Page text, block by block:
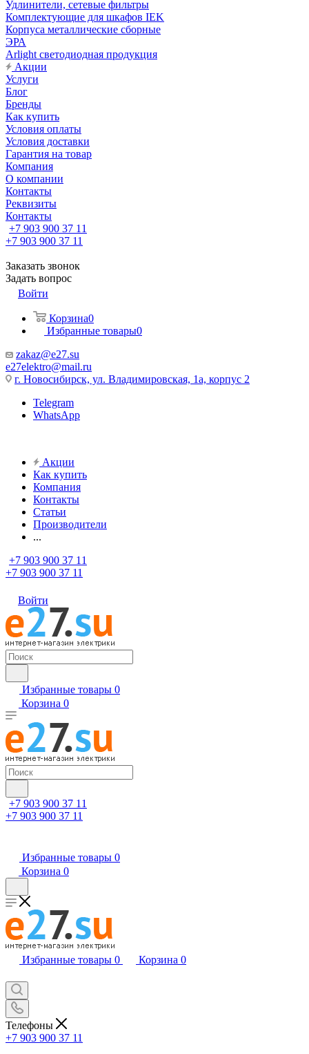
Удлинители, сетевые фильтры
Комплектующие для шкафов IEK
Корпуса металлические сборные
ЭРА
Arlight светодиодная продукция
Акции
Услуги
Блог
Бренды
Как купить
Условия оплаты
Условия доставки
Гарантия на товар
Компания
О компании
Контакты
Реквизиты
Контакты
+7 903 900 37 11
+7 903 900 37 11
Заказать звонок
Задать вопрос
Войти
Корзина0
Избранные товары0
zakaz@e27.su
e27elektro@mail.ru
г. Новосибирск, ул. Владимировская, 1а, корпус 2
Telegram
WhatsApp
Акции
Как купить
Компания
Контакты
Статьи
Производители
...
+7 903 900 37 11
+7 903 900 37 11
Войти
Избранные товары 0
Корзина 0
+7 903 900 37 11
+7 903 900 37 11
Избранные товары 0
Корзина 0
Избранные товары 0 Корзина 0
Телефоны
+7 903 900 37 11